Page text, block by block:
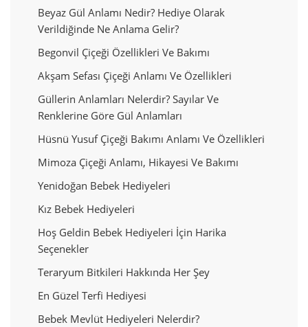
Beyaz Gül Anlamı Nedir? Hediye Olarak
Verildiğinde Ne Anlama Gelir?
Begonvil Çiçeği Özellikleri Ve Bakımı
Akşam Sefası Çiçeği Anlamı Ve Özellikleri
Güllerin Anlamları Nelerdir? Sayılar Ve
Renklerine Göre Gül Anlamları
Hüsnü Yusuf Çiçeği Bakımı Anlamı Ve Özellikleri
Mimoza Çiçeği Anlamı, Hikayesi Ve Bakımı
Yenidoğan Bebek Hediyeleri
Kız Bebek Hediyeleri
Hoş Geldin Bebek Hediyeleri İçin Harika
Seçenekler
Teraryum Bitkileri Hakkında Her Şey
En Güzel Terfi Hediyesi
Bebek Mevlüt Hediyeleri Nelerdir?